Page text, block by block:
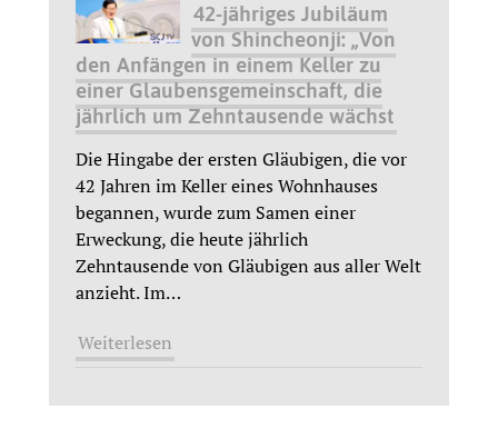
42-jähriges Jubiläum
von Shincheonji: „Von
den Anfängen in einem Keller zu
einer Glaubensgemeinschaft, die
jährlich um Zehntausende wächst
Die Hingabe der ersten Gläubigen, die vor
42 Jahren im Keller eines Wohnhauses
begannen, wurde zum Samen einer
Erweckung, die heute jährlich
Zehntausende von Gläubigen aus aller Welt
anzieht. Im…
Weiterlesen